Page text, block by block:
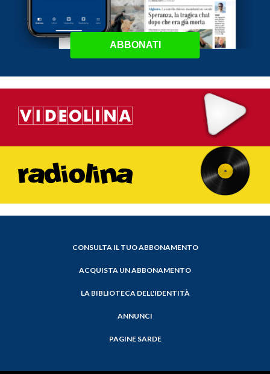
ABBONATI
CONSULTA IL TUO ABBONAMENTO
ACQUISTA UN ABBONAMENTO
LA BIBLIOTECA DELL'IDENTITÀ
ANNUNCI
PAGINE SARDE